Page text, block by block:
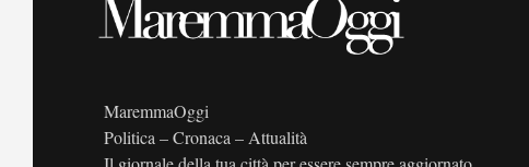
MaremmaOggi
Politica – Cronaca – Attualità